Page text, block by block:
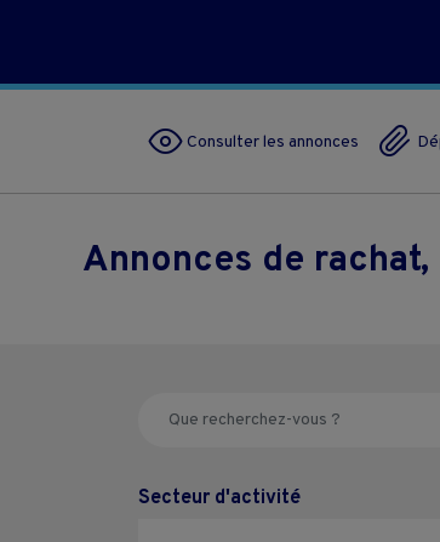
Consulter les annonces
Annonces de
Secteur d'activité